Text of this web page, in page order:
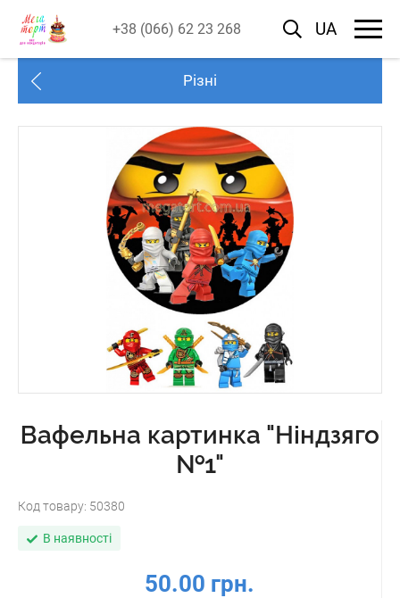
+38 (066) 62 23 268 UA
Різні
Вафельна картинка "Ніндзяго
№1"
Код товару: 50380
В наявності
50.00 грн.